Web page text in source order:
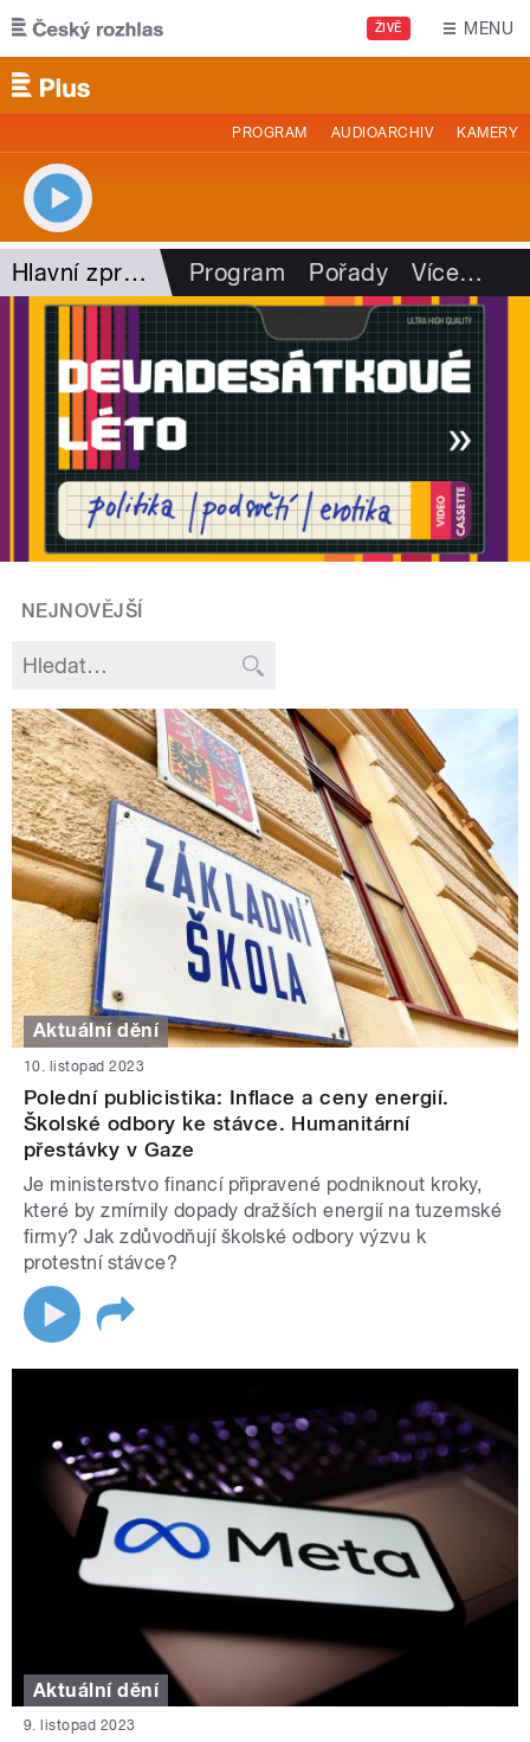
Přejít k hlavnímu obsahu
ŽIVĚ MENU
PROGRAM AUDIOARCHIV KAMERY
Hlavní zprávy - rozhovory Program Pořady Více…
NEJNOVĚJŠÍ
Aktuální dění
10. listopad 2023
Polední publicistika: Inflace a ceny energií.
Školské odbory ke stávce. Humanitární
přestávky v Gaze
Je ministerstvo financí připravené podniknout kroky,
které by zmírnily dopady dražších energií na tuzemské
firmy? Jak zdůvodňují školské odbory výzvu k
protestní stávce?
Aktuální dění
9. listopad 2023